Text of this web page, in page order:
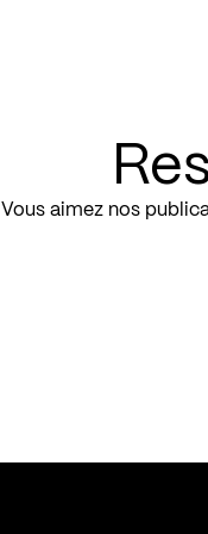
Vous aimez nos